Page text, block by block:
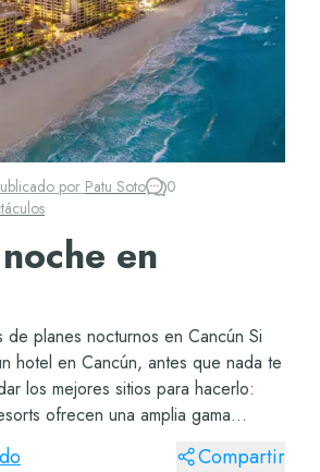
por Patu Soto
0
en
de planes nocturnos en Cancún Si
hotel en Cancún, antes que nada te
los mejores sitios para hacerlo:
ofrecen una amplia gama
vacaciones que hayas d...
Compartir